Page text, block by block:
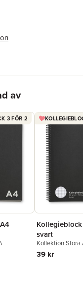
av
3 FÖR 2
svart
Kollektion Stora
39 kr